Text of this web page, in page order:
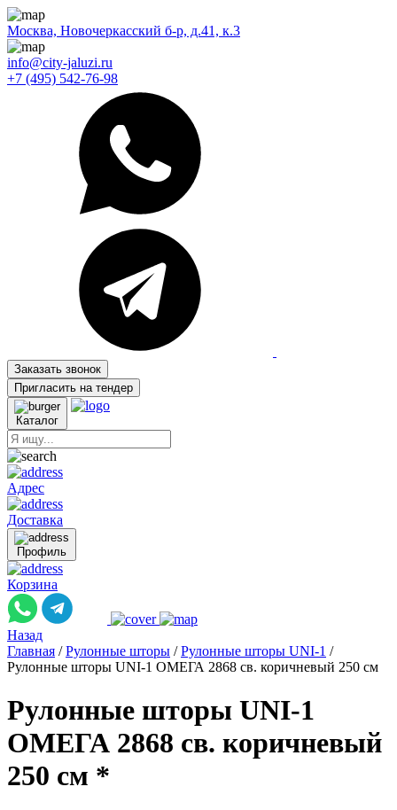
Москва, Новочеркасский б-р, д.41, к.3
info@city-jaluzi.ru
+7 (495) 542-76-98
Заказать звонок
Пригласить на тендер
Каталог
Адрес
Доставка
Профиль
Корзина
Назад
Главная / Рулонные шторы / Рулонные шторы UNI-1 /
Рулонные шторы UNI-1 ОМЕГА 2868 св. коричневый 250 см
Рулонные шторы UNI-1
ОМЕГА 2868 св. коричневый
250 см *